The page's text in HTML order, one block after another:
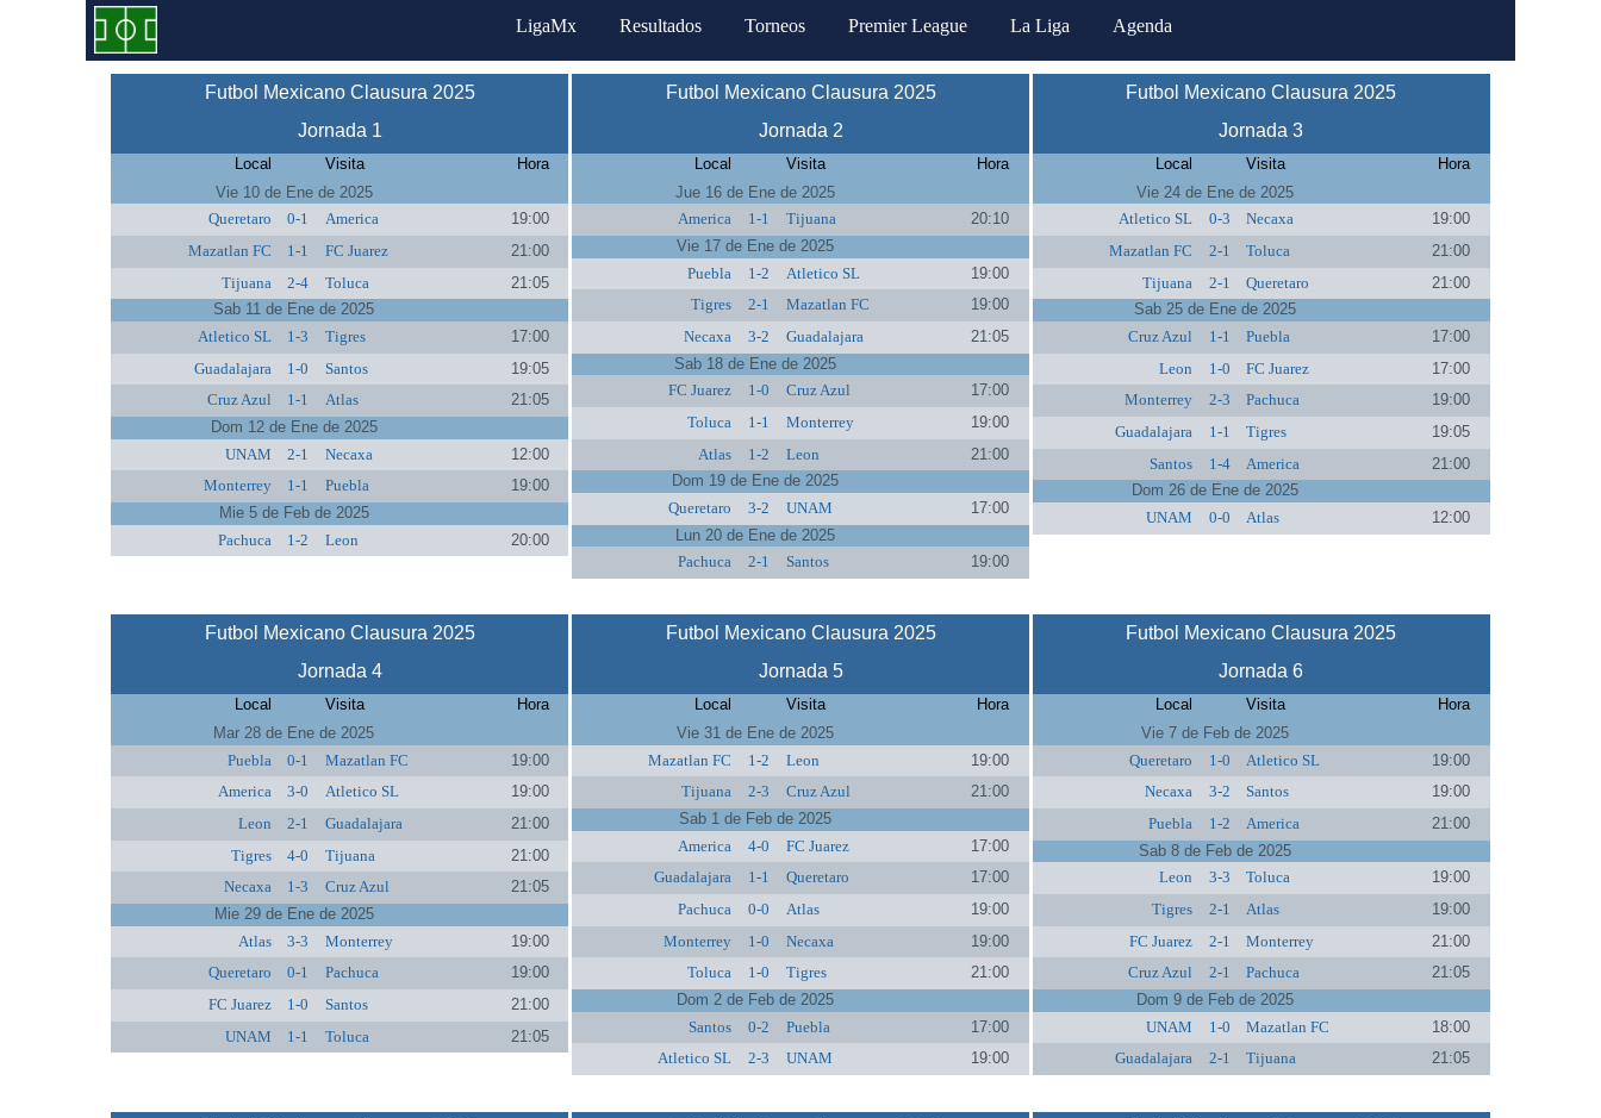
LigaMx Resultados Torneos Premier League La Liga Agenda
Futbol Mexicano Clausura 2025
Jornada 1
Local Visita
Hora
Vie 10 de Ene de 2025
Queretaro
0-1 America
19:00
Mazatlan FC
1-1 FC Juarez
21:00
Tijuana
2-4 Toluca
21:05
Sab 11 de Ene de 2025
Atletico SL
1-3 Tigres
17:00
Guadalajara
1-0 Santos
19:05
Cruz Azul
1-1 Atlas
21:05
Dom 12 de Ene de 2025
UNAM
2-1 Necaxa
12:00
Monterrey
1-1 Puebla
19:00
Mie 5 de Feb de 2025
Pachuca
1-2 Leon 20:00
Futbol Mexicano Clausura 2025
Jornada 2
Local Visita
Hora
Jue 16 de Ene de 2025
America
1-1 Tijuana
20:10
Vie 17 de Ene de 2025
Puebla
1-2 Atletico SL
19:00
Tigres
2-1 Mazatlan FC
19:00
Necaxa
3-2 Guadalajara
21:05
Sab 18 de Ene de 2025
FC Juarez
1-0 Cruz Azul
17:00
Toluca
1-1 Monterrey
19:00
Atlas
1-2 Leon
21:00
Dom 19 de Ene de 2025
Queretaro
3-2 UNAM
17:00
Lun 20 de Ene de 2025
Pachuca
2-1 Santos 19:00
Futbol Mexicano Clausura 2025
Jornada 3
Local Visita
Hora
Vie 24 de Ene de 2025
Atletico SL
0-3 Necaxa
19:00
Mazatlan FC
2-1 Toluca
21:00
Tijuana
2-1 Queretaro
21:00
Sab 25 de Ene de 2025
Cruz Azul
1-1 Puebla
17:00
Leon
1-0 FC Juarez
17:00
Monterrey
2-3 Pachuca
19:00
Guadalajara
1-1 Tigres
19:05
Santos
1-4 America
21:00
Dom 26 de Ene de 2025
UNAM
0-0 Atlas 12:00
Futbol Mexicano Clausura 2025
Jornada 4
Local Visita
Hora
Mar 28 de Ene de 2025
Puebla
0-1 Mazatlan FC
19:00
America
3-0 Atletico SL
19:00
Leon
2-1 Guadalajara
21:00
Tigres
4-0 Tijuana
21:00
Necaxa
1-3 Cruz Azul
21:05
Mie 29 de Ene de 2025
Atlas
3-3 Monterrey
19:00
Queretaro
0-1 Pachuca
19:00
FC Juarez
1-0 Santos
21:00
UNAM
1-1 Toluca 21:05
Futbol Mexicano Clausura 2025
Jornada 5
Local Visita
Hora
Vie 31 de Ene de 2025
Mazatlan FC
1-2 Leon
19:00
Tijuana
2-3 Cruz Azul
21:00
Sab 1 de Feb de 2025
America
4-0 FC Juarez
17:00
Guadalajara
1-1 Queretaro
17:00
Pachuca
0-0 Atlas
19:00
Monterrey
1-0 Necaxa
19:00
Toluca
1-0 Tigres
21:00
Dom 2 de Feb de 2025
Santos
0-2 Puebla
17:00
Atletico SL
2-3 UNAM 19:00
Futbol Mexicano Clausura 2025
Jornada 6
Local Visita
Hora
Vie 7 de Feb de 2025
Queretaro
1-0 Atletico SL
19:00
Necaxa
3-2 Santos
19:00
Puebla
1-2 America
21:00
Sab 8 de Feb de 2025
Leon
3-3 Toluca
19:00
Tigres
2-1 Atlas
19:00
FC Juarez
2-1 Monterrey
21:00
Cruz Azul
2-1 Pachuca
21:05
Dom 9 de Feb de 2025
UNAM
1-0 Mazatlan FC
18:00
Guadalajara
2-1 Tijuana 21:05